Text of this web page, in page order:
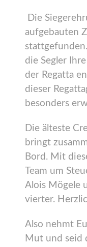
Die
aufgebauten
die Segler
der Regatta
dieser
besonders
Die älteste
bringt
Bord. Mit
Team um
Alois Mögele
vierter.
Also nehmt
Mut und seid